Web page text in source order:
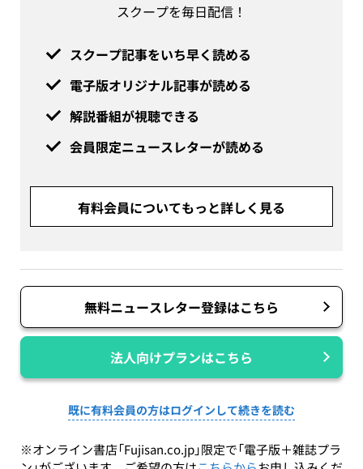
スクープを毎日配信！
スクープ記事をいち早く読める
電子版オリジナル記事が読める
解説番組が視聴できる
会員限定ニュースレターが読める
有料会員についてもっと詳しく見る
無料ニュースレター登録はこちら
法人向けプランはこちら
既に有料会員の方はログインして続きを読む
※オンライン書店「Fujisan.co.jp」限定で「電子版＋雑誌プラ